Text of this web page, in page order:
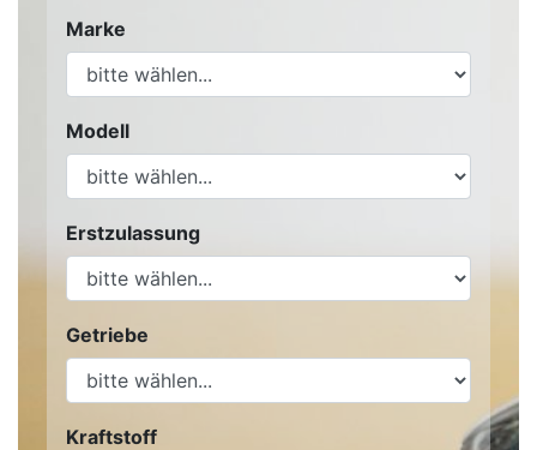
Marke
Modell
Erstzulassung
Getriebe
Kraftstoff